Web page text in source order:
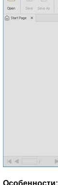
Особенности: